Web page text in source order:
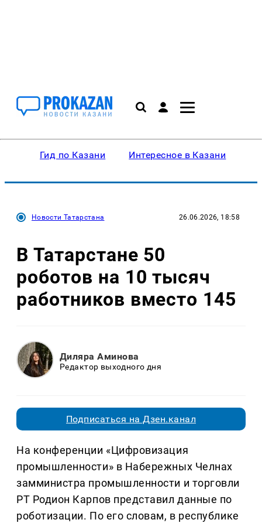
Гид по Казани Интересное в Казани
Новости Татарстана 26.06.2026, 18:58
В Татарстане 50
роботов на 10 тысяч
работников вместо 145
Диляра Аминова
Редактор выходного дня
Подписаться на Дзен.канал
На конференции «Цифровизация
промышленности» в Набережных Челнах
замминистра промышленности и торговли
РТ Родион Карпов представил данные по
роботизации. По его словам, в республике